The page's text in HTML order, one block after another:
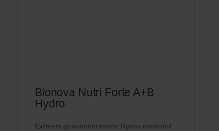
Bionova Nutri Forte A+B
Hydro
Extreem geconcentreerde Hydro-meststof